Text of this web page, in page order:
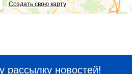
Создать свою карту
новостей!